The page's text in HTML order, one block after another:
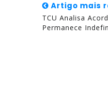
Artigo mais
TCU Analisa
Permanece